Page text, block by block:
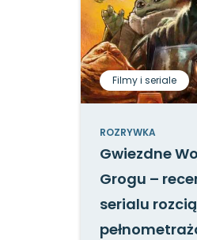
Filmy i seriale
ROZRYWKA
Gwiezdne
Grogu –
serialu